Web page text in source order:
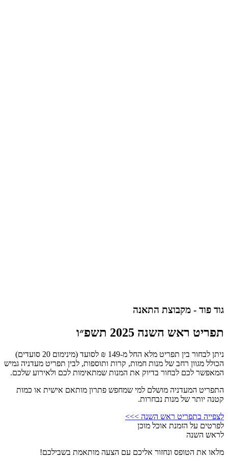
גוד פוד - מקבוצת התאנה
תפריט ראש השנה 2025 תשפ״ו
ניתן לבחור בין תפריט מלא החל מ-149 ₪ לסועד (מינימום 20 סועדים)
הכולל מגוון רחב של מנות חמות, קרות ותוספות, לבין תפריט מעדניה גמיש
המאפשר לכם לבחור בדיוק את המנות שמתאימות לכם ולאירוע שלכם.
התפריט המעדניה מושלם למי שמחפש פתרון מותאם אישית או כמות
קטנה יותר של מנות נבחרות.
לצפייה בתפריט ראש השנה >>>
לפרטים על הזמנת אוכל מוכן
לראש השנה
מלאו את הטופס ונחזור אליכם עם הצעה מותאמת בשבילכם!